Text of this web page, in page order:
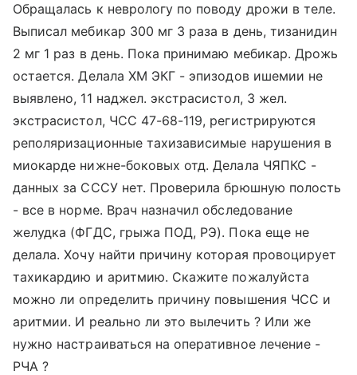
Обращалась к неврологу по поводу дрожи в теле.
Выписал мебикар 300 мг 3 раза в день, тизанидин
2 мг 1 раз в день. Пока принимаю мебикар. Дрожь
остается. Делала ХМ ЭКГ - эпизодов ишемии не
выявлено, 11 наджел. экстрасистол, 3 жел.
экстрасистол, ЧСС 47-68-119, регистрируются
реполяризационные тахизависимые нарушения в
миокарде нижне-боковых отд. Делала ЧЯПКС -
данных за СССУ нет. Проверила брюшную полость
- все в норме. Врач назначил обследование
желудка (ФГДС, грыжа ПОД, РЭ). Пока еще не
делала. Хочу найти причину которая провоцирует
тахикардию и аритмию. Скажите пожалуйста
можно ли определить причину повышения ЧСС и
аритмии. И реально ли это вылечить ? Или же
нужно настраиваться на оперативное лечение -
РЧА ?